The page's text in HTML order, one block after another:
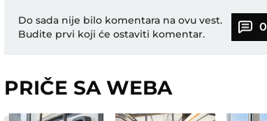
Do sada nije bilo komentara na ovu vest.
Budite prvi koji će ostaviti komentar.
0
PRIČE SA WEBA